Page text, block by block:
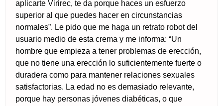
aplicarte Virirec, te da porque haces un esfuerzo
superior al que puedes hacer en circunstancias
normales”. Le pido que me haga un retrato robot del
usuario medio de esta crema y me informa: “Un
hombre que empieza a tener problemas de erección,
que no tiene una erección lo suficientemente fuerte o
duradera como para mantener relaciones sexuales
satisfactorias. La edad no es demasiado relevante,
porque hay personas jóvenes diabéticas, o que